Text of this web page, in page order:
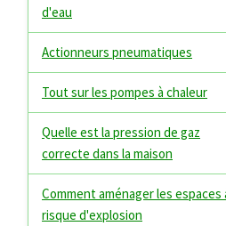
d'eau
Actionneurs pneumatiques
Tout sur les pompes à chaleur
Quelle est la pression de gaz
correcte dans la maison
Comment aménager les espaces
risque d'explosion